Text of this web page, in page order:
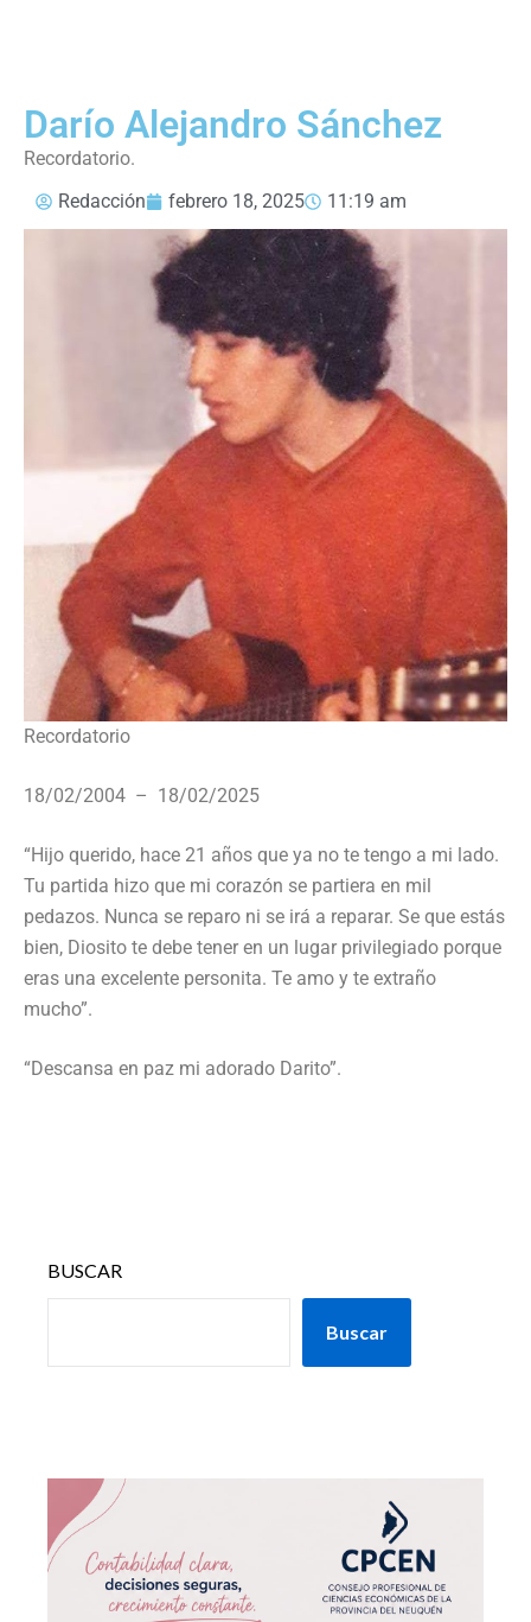
Darío Alejandro Sánchez
Recordatorio.
Redacción
febrero 18, 2025 11:19 am
Recordatorio
18/02/2004 – 18/02/2025
“Hijo querido, hace 21 años que ya no te tengo a mi lado.
Tu partida hizo que mi corazón se partiera en mil
pedazos. Nunca se reparo ni se irá a reparar. Se que estás
bien, Diosito te debe tener en un lugar privilegiado porque
eras una excelente personita. Te amo y te extraño
mucho”.
“Descansa en paz mi adorado Darito”.
BUSCAR
Buscar